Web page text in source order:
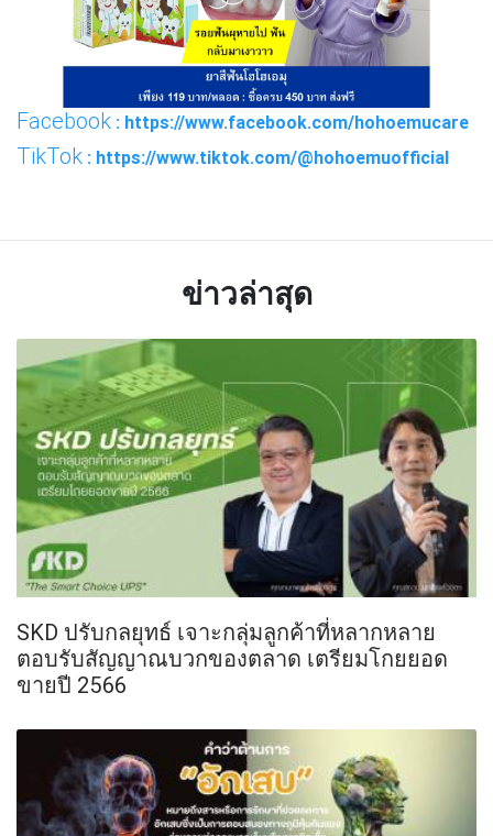
Facebook : https://www.facebook.com/hohoemucare
TikTok : https://www.tiktok.com/@hohoemuofficial
ข่าวล่าสุด
SKD ปรับกลยุทธ์ เจาะกลุ่มลูกค้าที่หลากหลาย
ตอบรับสัญญาณบวกของตลาด เตรียมโกยยอด
ขายปี 2566